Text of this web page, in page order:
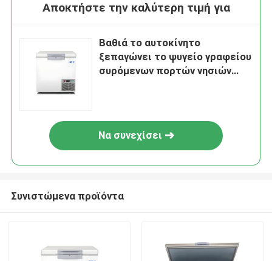
Αποκτήστε την καλύτερη τιμή για
Βαθιά το αυτοκίνητο
ξεπαγώνει το ψυγείο γραφείου
συρόμενων πορτών νησιών
Να συνεχίσει
Συνιστώμενα προϊόντα